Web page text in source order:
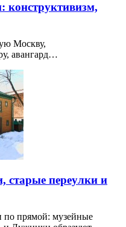
Москву,
авангард…
старые переулки и
по прямой: музейные